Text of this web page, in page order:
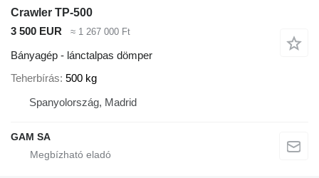
Crawler TP-500
3 500 EUR
≈ 1 267 000 Ft
Bányagép - lánctalpas dömper
Teherbírás 500 kg
Spanyolország, Madrid
GAM SA